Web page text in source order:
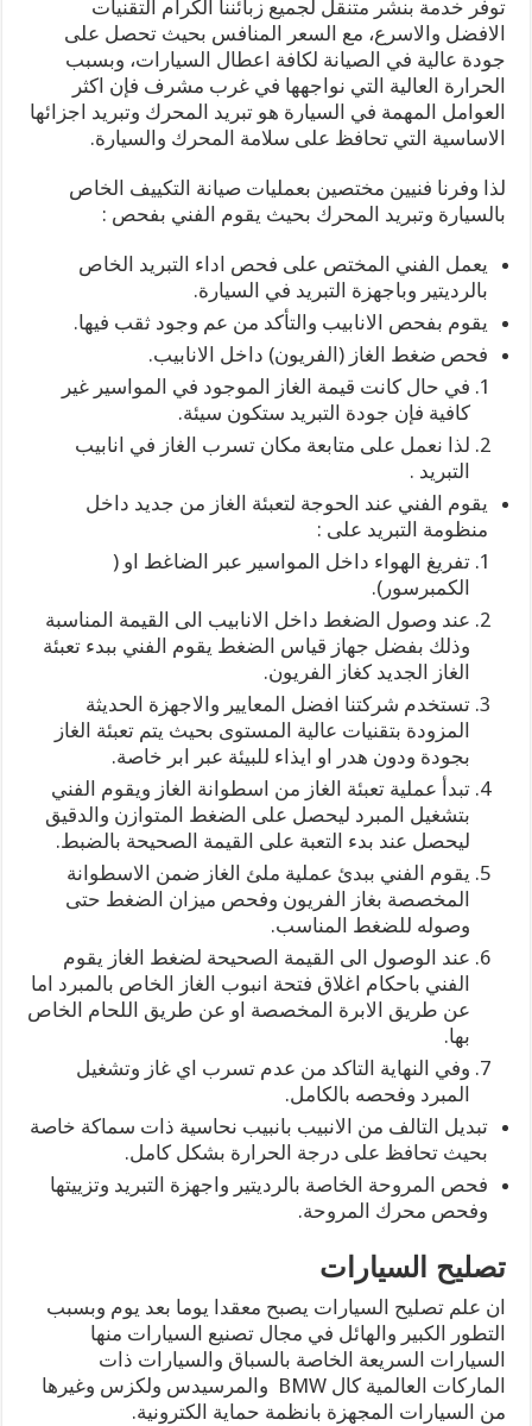
توفر خدمة بنشر متنقل لجميع زبائننا الكرام التقنيات
الافضل والاسرع، مع السعر المنافس بحيث تحصل على
جودة عالية في الصيانة لكافة اعطال السيارات، وبسبب
الحرارة العالية التي نواجهها في غرب مشرف فإن اكثر
العوامل المهمة في السيارة هو تبريد المحرك وتبريد اجزائها
الاساسية التي تحافظ على سلامة المحرك والسيارة.
لذا وفرنا فنيين مختصين بعمليات صيانة التكييف الخاص
بالسيارة وتبريد المحرك بحيث يقوم الفني بفحص :
يعمل الفني المختص على فحص اداء التبريد الخاص
بالرديتير وباجهزة التبريد في السيارة.
يقوم بفحص الانابيب والتأكد من عم وجود ثقب فيها.
فحص ضغط الغاز (الفريون) داخل الانابيب.
في حال كانت قيمة الغاز الموجود في المواسير غير
كافية فإن جودة التبريد ستكون سيئة.
لذا نعمل على متابعة مكان تسرب الغاز في انابيب
التبريد .
يقوم الفني عند الحوجة لتعبئة الغاز من جديد داخل
منظومة التبريد على :
تفريغ الهواء داخل المواسير عبر الضاغط او (
الكمبرسور).
عند وصول الضغط داخل الانابيب الى القيمة المناسبة
وذلك بفضل جهاز قياس الضغط يقوم الفني ببدء تعبئة
الغاز الجديد كغاز الفريون.
تستخدم شركتنا افضل المعايير والاجهزة الحديثة
المزودة بتقنيات عالية المستوى بحيث يتم تعبئة الغاز
بجودة ودون هدر او ايذاء للبيئة عبر ابر خاصة.
تبدأ عملية تعبئة الغاز من اسطوانة الغاز ويقوم الفني
بتشغيل المبرد ليحصل على الضغط المتوازن والدقيق
ليحصل عند بدء التعبة على القيمة الصحيحة بالضبط.
يقوم الفني ببدئ عملية ملئ الغاز ضمن الاسطوانة
المخصصة بغاز الفريون وفحص ميزان الضغط حتى
وصوله للضغط المناسب.
عند الوصول الى القيمة الصحيحة لضغط الغاز يقوم
الفني باحكام اغلاق فتحة انبوب الغاز الخاص بالمبرد اما
عن طريق الابرة المخصصة او عن طريق اللحام الخاص
بها.
وفي النهاية التاكد من عدم تسرب اي غاز وتشغيل
المبرد وفحصه بالكامل.
تبديل التالف من الانبيب بانبيب نحاسية ذات سماكة خاصة
بحيث تحافظ على درجة الحرارة بشكل كامل.
فحص المروحة الخاصة بالرديتير واجهزة التبريد وتزييتها
وفحص محرك المروحة.
تصليح السيارات
ان علم تصليح السيارات يصبح معقدا يوما بعد يوم وبسبب
التطور الكبير والهائل في مجال تصنيع السيارات منها
السيارات السريعة الخاصة بالسباق والسيارات ذات
الماركات العالمية كال BMW والمرسيدس ولكزس وغيرها
من السيارات المجهزة بانظمة حماية الكترونية.